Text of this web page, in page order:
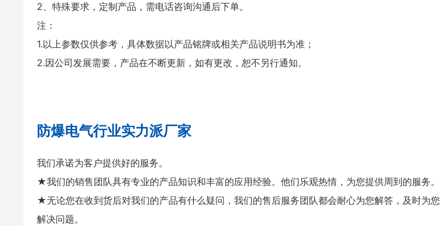
2、特殊要求，定制产品，需电话咨询沟通后下单。
注：
1.以上参数仅供参考，具体数据以产品铭牌或相关产品说明书为准；
2.因公司发展需要，产品在不断更新，如有更改，恕不另行通知。
防爆电气行业实力派厂家
我们承诺为客户提供好的服务。
★我们的销售团队具有专业的产品知识和丰富的应用经验。他们乐观热情，为您提供周到的服务。
★无论您在收到货后对我们的产品有什么疑问，我们的售后服务团队都会耐心为您解答，及时为您
解决问题。